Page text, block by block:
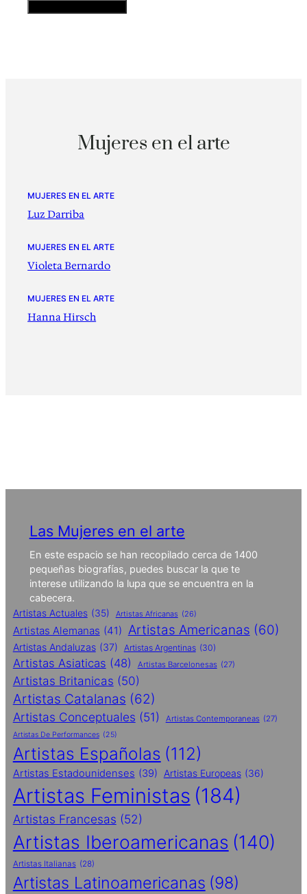
Mujeres en el arte
MUJERES EN EL ARTE
Luz Darriba
MUJERES EN EL ARTE
Violeta Bernardo
MUJERES EN EL ARTE
Hanna Hirsch
Las Mujeres en el arte
En este espacio se han recopilado cerca de 1400
pequeñas biografías, puedes buscar la que te
interese utilizando la lupa que se encuentra en la
cabecera.
Artistas Actuales (35) Artistas Africanas (26)
Artistas Alemanas (41) Artistas Americanas (60)
Artistas Andaluzas (37) Artistas Argentinas (30)
Artistas Asiaticas (48) Artistas Barcelonesas (27)
Artistas Britanicas (50)
Artistas Catalanas (62)
Artistas Conceptuales (51) Artistas Contemporaneas (27)
Artistas De Performances (25)
Artistas Españolas (112)
Artistas Estadounidenses (39) Artistas Europeas (36)
Artistas Feministas (184)
Artistas Francesas (52)
Artistas Iberoamericanas (140)
Artistas Italianas (28)
Artistas Latinoamericanas (98)